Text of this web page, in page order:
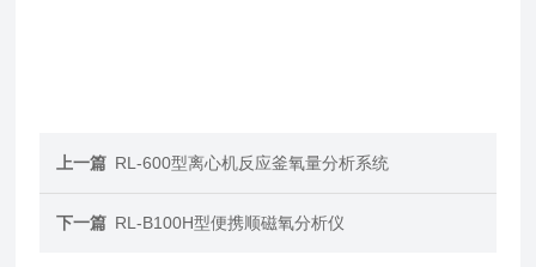
上一篇 RL-600型离心机反应釜氧量分析系统
下一篇 RL-B100H型便携顺磁氧分析仪